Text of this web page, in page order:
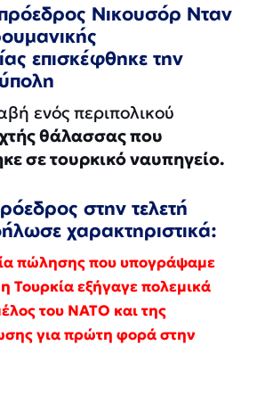
Νικουσόρ Νταν
επισκέφθηκε την
ενός περιπολικού
θάλασσας που
σε τουρκικό ναυπηγείο.
στην τελετή
χαρακτηριστικά:
πώλησης που υπογράψαμε
Τουρκία εξήγαγε πολεμικά
του ΝΑΤΟ και της
για πρώτη φορά στην